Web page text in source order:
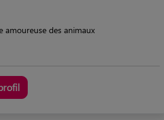
amoureuse des animaux